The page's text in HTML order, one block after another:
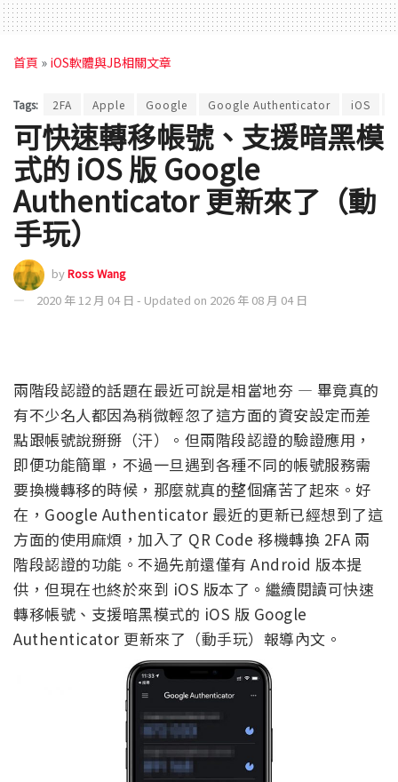
首頁 » iOS軟體與JB相關文章
Tags: 2FA Apple Google Google Authenticator iOS
可快速轉移帳號、支援暗黑模
式的 iOS 版 Google
Authenticator 更新來了（動
手玩）
byRoss Wang
2020 年 12 月 04 日 - Updated on 2026 年 08 月 04 日
兩階段認證的話題在最近可說是相當地夯 — 畢竟真的
有不少名人都因為稍微輕忽了這方面的資安設定而差
點跟帳號說掰掰（汗）。但兩階段認證的驗證應用，
即便功能簡單，不過一旦遇到各種不同的帳號服務需
要換機轉移的時候，那麼就真的整個痛苦了起來。好
在，Google Authenticator 最近的更新已經想到了這
方面的使用麻煩，加入了 QR Code 移機轉換 2FA 兩
階段認證的功能。不過先前還僅有 Android 版本提
供，但現在也終於來到 iOS 版本了。繼續閱讀可快速
轉移帳號、支援暗黑模式的 iOS 版 Google
Authenticator 更新來了（動手玩）報導內文。